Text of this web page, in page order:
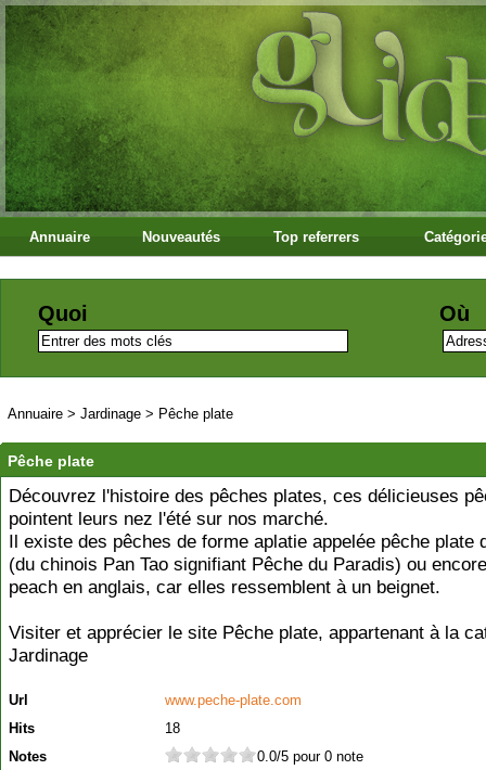
Annuaire Nouveautés Top referrers
Quoi Où
Annuaire > Jardinage > Pêche plate
Pêche plate
Découvrez l'histoire des pêches plates, ces délicieuses
pointent leurs nez l'été sur nos marché.
Il existe des pêches de forme aplatie appelée pêche plate
(du chinois Pan Tao signifiant Pêche du Paradis) ou
peach en anglais, car elles ressemblent à un beignet.
Visiter et apprécier le site Pêche plate, appartenant à la
Jardinage
Url
www.peche-plate.com
Hits
18
Notes
0.0/5 pour 0 note